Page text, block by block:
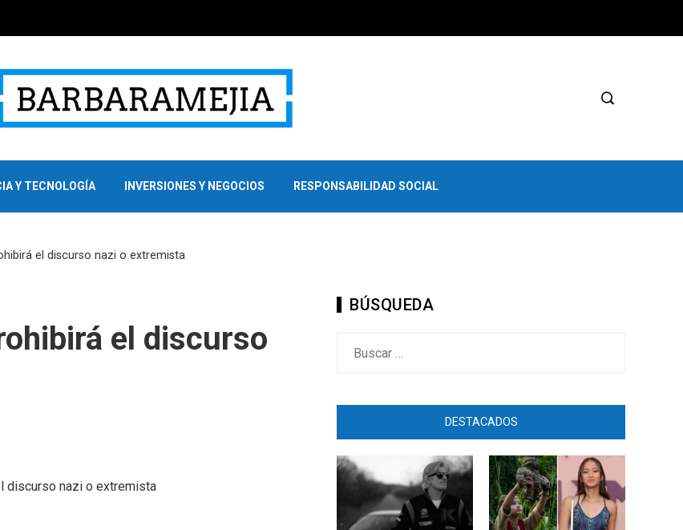
Y TECNOLOGÍA INVERSIONES Y NEGOCIOS RESPONSABILIDAD SOCIAL
el discurso nazi o extremista
el discurso
BÚSQUEDA
DESTACADOS